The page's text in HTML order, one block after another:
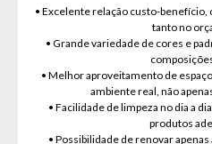
• Excelente relação custo-
tanto no
• Grande variedade de cores e
• Melhor aproveitamento de
ambiente real, não
• Facilidade de limpeza no dia a
produtos
• Possibilidade de renovar apenas